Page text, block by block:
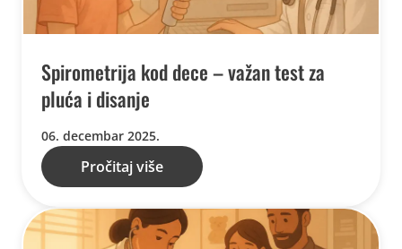
Spirometrija kod dece – važan test za
pluća i disanje
06. decembar 2025.
Pročitaj više